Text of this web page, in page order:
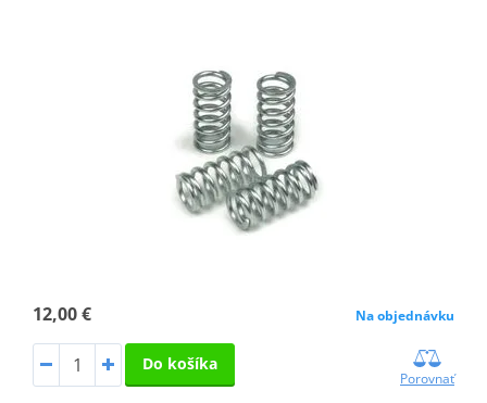
12,00 € Na objednávku
Do košíka
Porovnať